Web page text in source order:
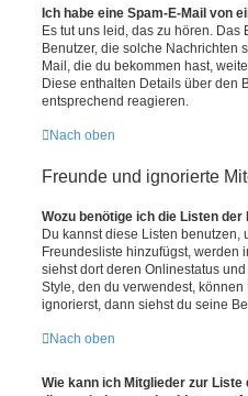
Ich habe eine Spam-E-Mail von
Es tut uns leid, das zu hören.
Benutzer, die solche Nachrichten
Mail, die du bekommen hast,
Diese enthalten Details über den
entsprechend reagieren.
Nach oben
Freunde und ignorierte
Wozu benötige ich die Listen
Du kannst diese Listen
Freundesliste hinzufügst, werden
siehst dort deren Onlinestatus
Style, den du verwendest,
ignorierst, dann siehst du seine
Nach oben
Wie kann ich Mitglieder zur